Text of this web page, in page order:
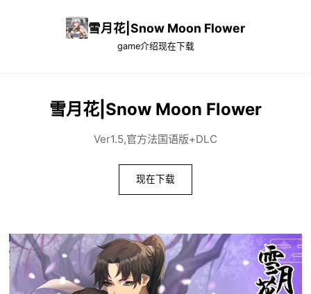
雪月花|Snow Moon Flower
game介绍现在下载
雪月花|Snow Moon Flower
Ver1.5,官方法国语版+DLC
现在下载